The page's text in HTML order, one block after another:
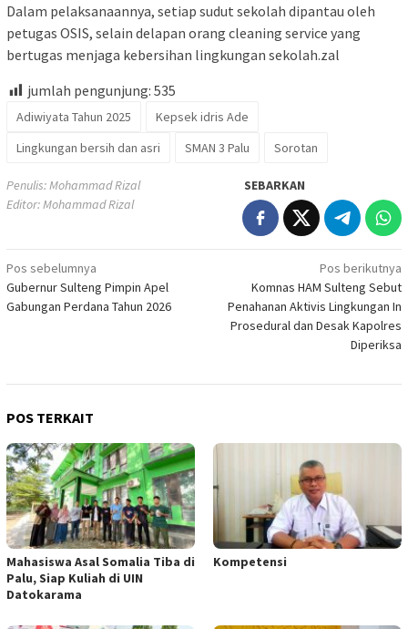
Dalam pelaksanaannya, setiap sudut sekolah dipantau oleh
petugas OSIS, selain delapan orang cleaning service yang
bertugas menjaga kebersihan lingkungan sekolah.zal
jumlah pengunjung: 535
Adiwiyata Tahun 2025
Kepsek idris Ade
Lingkungan bersih dan asri
SMAN 3 Palu Sorotan
Penulis: Mohammad Rizal
Editor: Mohammad Rizal
SEBARKAN
Navigasi
pos
Pos sebelumnya
Gubernur Sulteng Pimpin Apel
Gabungan Perdana Tahun 2026
Pos berikutnya
Komnas HAM Sulteng Sebut
Penahanan Aktivis Lingkungan In
Prosedural dan Desak Kapolres
Diperiksa
POS TERKAIT
Mahasiswa Asal Somalia Tiba di
Palu, Siap Kuliah di UIN
Datokarama
Kompetensi